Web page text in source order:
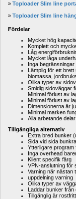
» Toploader Slim line
» Toploader Slim line
Fördelar
Mycket hög
Komplett och
Låg
Mycket låga
Inga begränsningar
Lämplig för ett
biomassa,
Olika typer av
Smidig sidoväggar
Minimal förlust av
Minimal förlust av
Dimensionerna är
Minimal marken
Alla arbetande
Tillgängliga alternativ
Extra bred bunker
Sida vid sida
Ytterligare
Inga overhead
Klient specifik färg
VPN-anslutning för
Varning när nästan
uppdelning varning
Olika typer av
Laddar bunker från
Tillgänglig är